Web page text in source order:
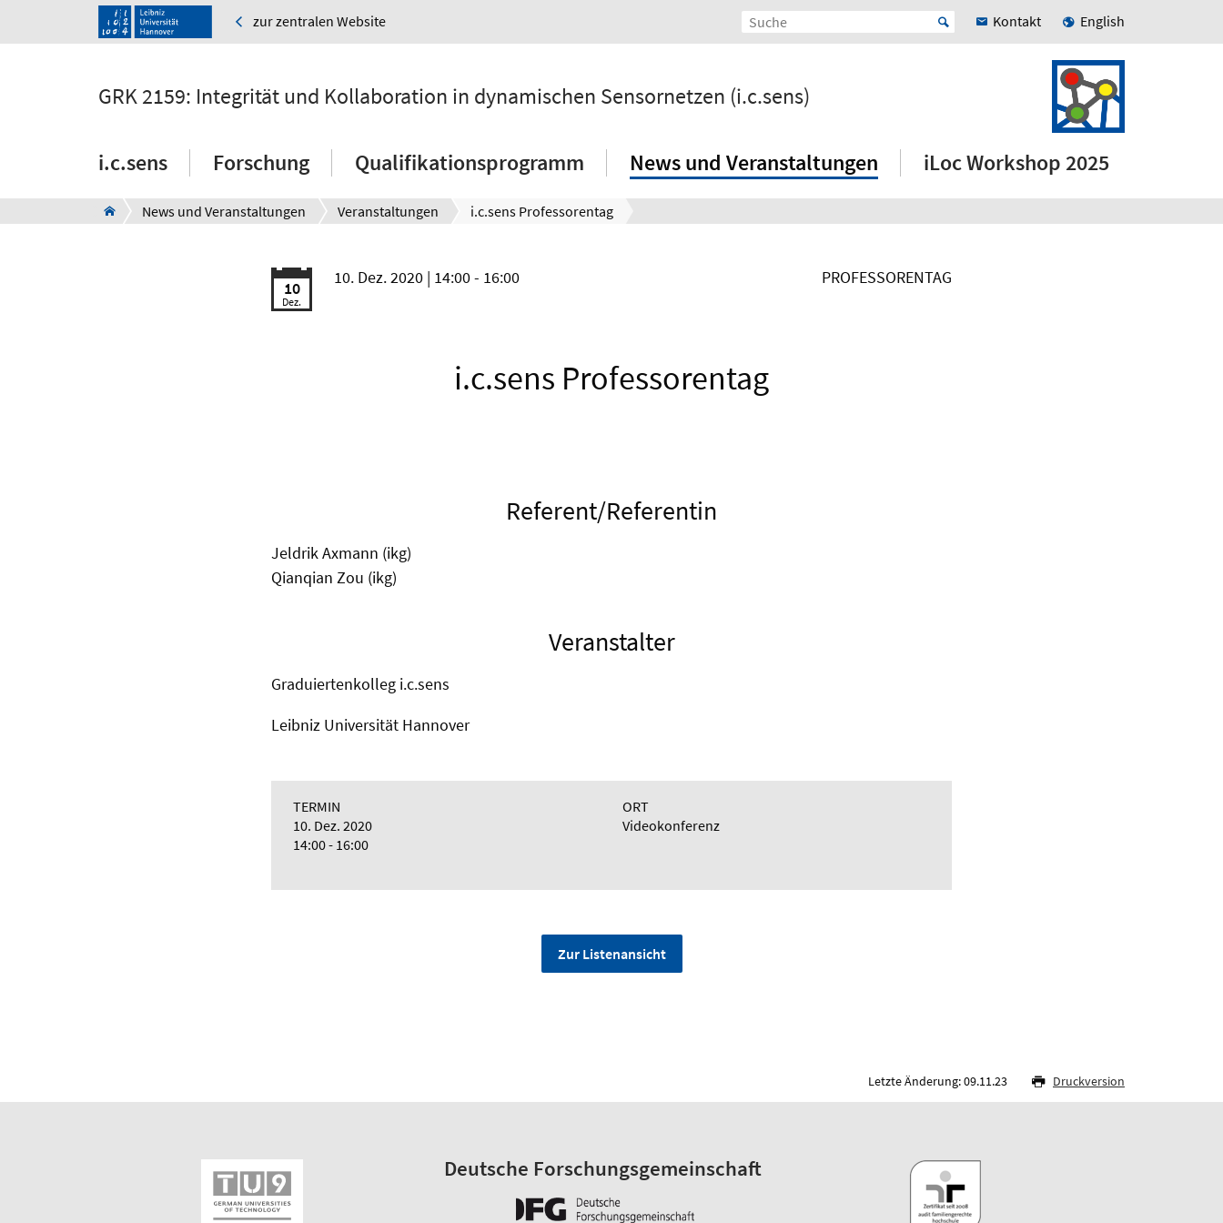
zur zentralen Website Kontakt English
GRK 2159: Integrität und Kollaboration in dynamischen Sensornetzen (i.c.sens)
i.c.sens Forschung Qualifikationsprogramm News und Veranstaltungen iLoc Workshop 2025
News und Veranstaltungen Veranstaltungen i.c.sens Professorentag
10
Dez.
10. Dez. 2020 | 14:00 - 16:00 PROFESSORENTAG
i.c.sens Professorentag
Referent/Referentin
Jeldrik Axmann (ikg)
Qianqian Zou (ikg)
Veranstalter
Graduiertenkolleg i.c.sens
Leibniz Universität Hannover
TERMIN
10. Dez. 2020
14:00 - 16:00
ORT
Videokonferenz
Zur Listenansicht
Letzte Änderung: 09.11.23 Druckversion
Deutsche Forschungsgemeinschaft